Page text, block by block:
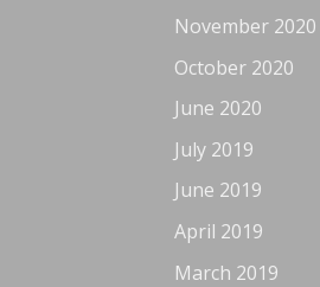
November 2020
October 2020
June 2020
July 2019
June 2019
April 2019
March 2019